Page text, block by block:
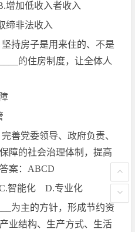
增加低收入者收入
缔非法收入
持房子是用来住的、不是
的住房制度，让全体人
善党委领导、政府负责、
障的社会治理体制，提高
案： ABCD
智能化 D.专业化
为主的方针，形成节约资
业结构、生产方式、生活